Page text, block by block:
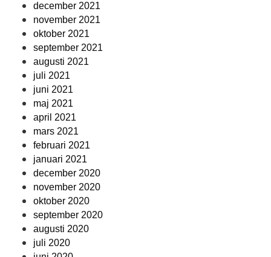
december 2021
november 2021
oktober 2021
september 2021
augusti 2021
juli 2021
juni 2021
maj 2021
april 2021
mars 2021
februari 2021
januari 2021
december 2020
november 2020
oktober 2020
september 2020
augusti 2020
juli 2020